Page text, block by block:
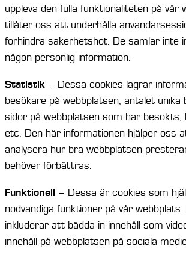
uppleva den fulla funktionaliteten på vår
tillåter oss att underhålla
förhindra säkerhetshot. De samlar inte
någon personlig information.
Statistik – Dessa cookies lagrar
besökare på webbplatsen, antalet unika
sidor på webbplatsen som har besökts,
etc. Den här informationen hjälper oss
analysera hur bra webbplatsen
behöver förbättras.
Funktionell – Dessa är cookies som
nödvändiga funktioner på vår
inkluderar att bädda in innehåll som
innehåll på webbplatsen på sociala